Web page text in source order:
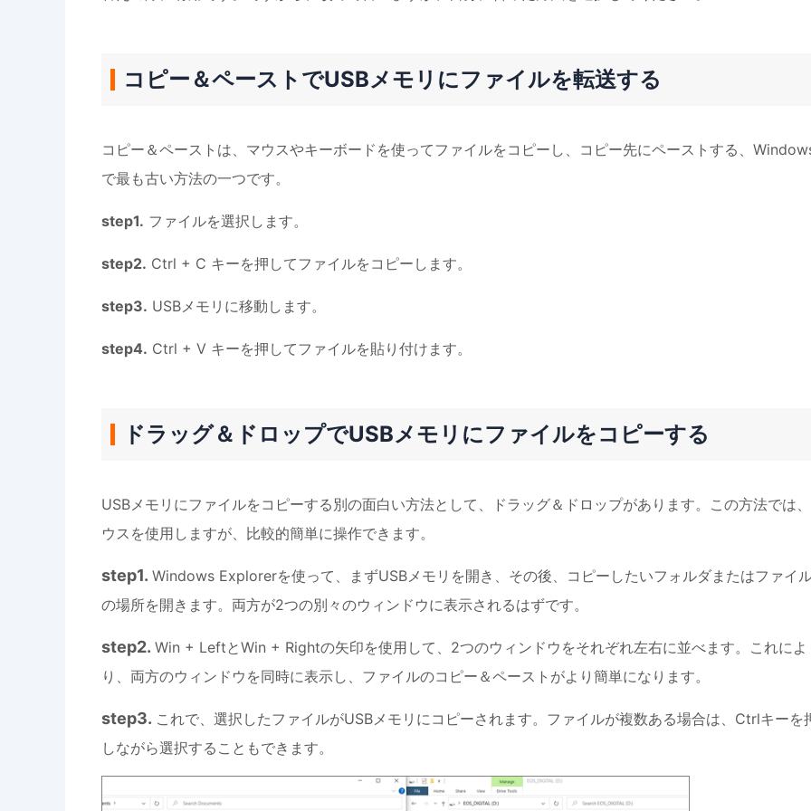
コピー＆ペーストでUSBメモリにファイルを転送する
コピー＆ペーストは、マウスやキーボードを使ってファイルをコピーし、コピー先にペーストする、
で最も古い方法の一つです。
step1. ファイルを選択します。
step2. Ctrl + C キーを押してファイルをコピーします。
step3. USBメモリに移動します。
step4. Ctrl + V キーを押してファイルを貼り付けます。
ドラッグ＆ドロップでUSBメモリにファイルをコピーする
USBメモリにファイルをコピーする別の面白い方法として、ドラッグ＆ドロップがあります。この方法では
ウスを使用しますが、比較的簡単に操作できます。
step1. Windows Explorerを使って、まずUSBメモリを開き、その後、コピーしたいフォルダまたはファイ
の場所を開きます。両方が2つの別々のウィンドウに表示されるはずです。
step2. Win + LeftとWin + Rightの矢印を使用して、2つのウィンドウをそれぞれ左右に並べます。これによ
り、両方のウィンドウを同時に表示し、ファイルのコピー＆ペーストがより簡単になります。
step3. これで、選択したファイルがUSBメモリにコピーされます。ファイルが複数ある場合は、Ctrlキーを
しながら選択することもできます。